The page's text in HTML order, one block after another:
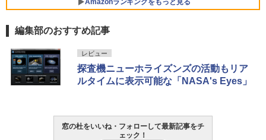
編集部のおすすめ記事
レビュー
探査機ニューホライズンズの活動もリア
ルタイムに表示可能な「NASA's Eyes」
窓の杜をいいね・フォローして最新記事をチ
ェック！